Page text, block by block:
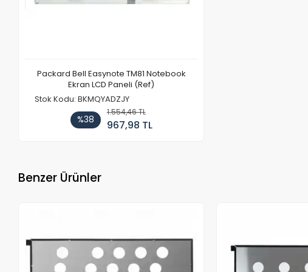
Packard Bell Easynote TM81 Notebook
Ekran LCD Paneli (Ref)
Stok Kodu: BKMQYADZJY
%38
1.554,46 TL
967,98 TL
Benzer Ürünler